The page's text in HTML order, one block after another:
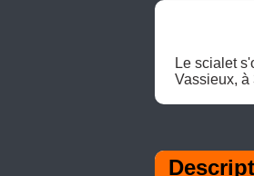
Le scialet
Vassieux, à